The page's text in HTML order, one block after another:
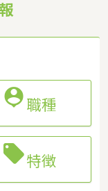
職種
特徴